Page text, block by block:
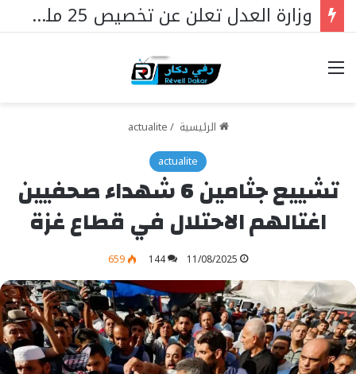
وزارة العدل تعلن عن تخصيص 25 مليار فرنك سيفا لإنشاء سجون جديدة في السنغال …
خيارات
الرئيسية /
actualite
actualite
تشييع جثامين 6 شهداء صحفيين
اغتالهم الاحتلال في قطاع غزة
11/08/2025
144
659